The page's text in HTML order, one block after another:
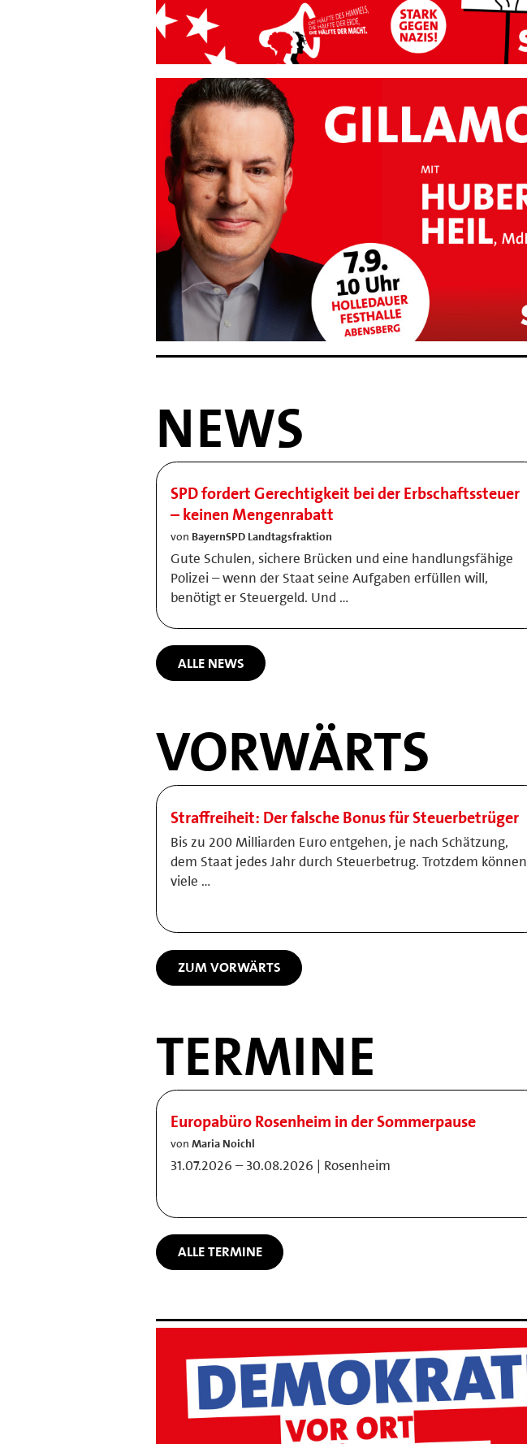
NEWS
SPD fordert Gerechtigkeit bei der Erbschaftssteuer
– keinen Mengenrabatt
von BayernSPD Landtagsfraktion
Gute Schulen, sichere Brücken und eine handlungsfähige
Polizei – wenn der Staat seine Aufgaben erfüllen will,
benötigt er Steuergeld. Und …
ALLE NEWS
VORWÄRTS
Straffreiheit: Der falsche Bonus für Steuerbetrüger
Bis zu 200 Milliarden Euro entgehen, je nach Schätzung,
dem Staat jedes Jahr durch Steuerbetrug. Trotzdem können
viele …
ZUM VORWÄRTS
TERMINE
Europabüro Rosenheim in der Sommerpause
von Maria Noichl
31.07.2026 – 30.08.2026 | Rosenheim
ALLE TERMINE